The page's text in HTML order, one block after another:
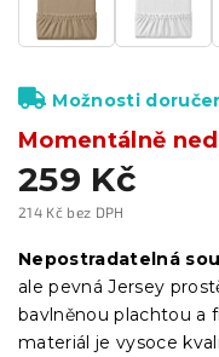
259 Kč
214 Kč bez DPH
cena:
Momentálně
Možnosti
Nepostradatelná
ale pevná Jersey
bavlněnou plachtou a
materiál je vysoce